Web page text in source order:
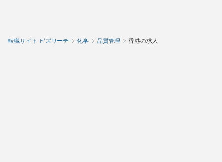
転職サイト ビズリーチ 化学 品質管理 香港の求人